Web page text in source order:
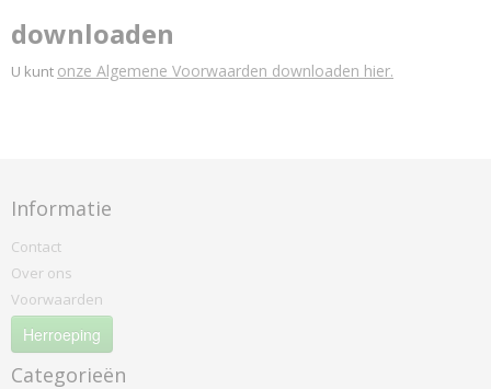
downloaden
U kunt onze Algemene Voorwaarden downloaden hier.
Informatie
Contact
Over ons
Voorwaarden
Herroeping
Categorieën